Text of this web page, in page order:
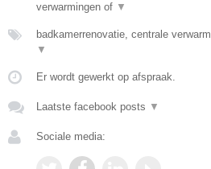
verwarmingen of ▼
badkamerrenovatie, centrale
▼
Er wordt gewerkt op afspraak.
Laatste facebook posts ▼
Sociale media: